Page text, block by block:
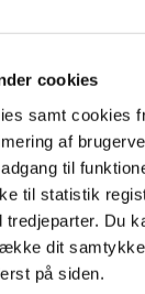
cookies
samt cookies
af
til
til statistik
tredjeparter. Du
dit
på siden.
virkninger på
i
de planlagte
med angivelse
20. maj 2026.